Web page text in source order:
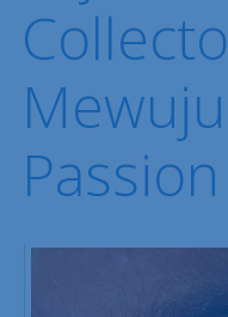
Passion